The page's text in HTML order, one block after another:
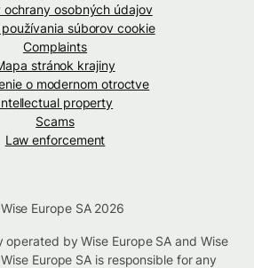
ochrany osobných údajov
súborov cookie
Complaints
stránok krajiny
o modernom otroctve
property
Scams
Law enforcement
Europe SA 2026
operated by Wise Europe SA and Wise
Europe SA is responsible for any